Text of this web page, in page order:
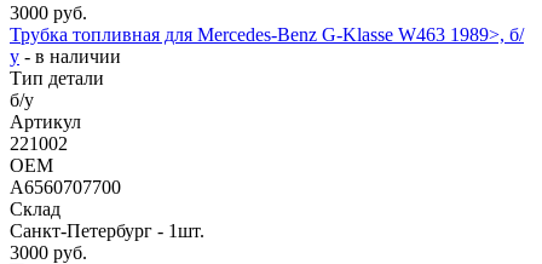
3000 руб.
Трубка топливная для Mercedes-Benz G-Klasse W463 1989>, б/
у - в наличии
Тип детали
б/у
Артикул
221002
OEM
A6560707700
Склад
Санкт-Петербург - 1шт.
3000 руб.